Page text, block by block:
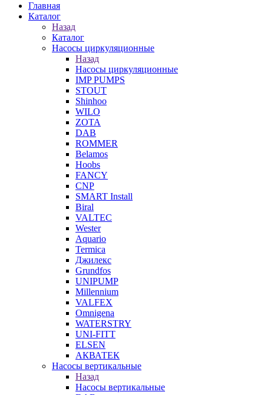
Главная
Каталог
Назад
Каталог
Насосы циркуляционные
Назад
Насосы циркуляционные
IMP PUMPS
STOUT
Shinhoo
WILO
ZOTA
DAB
ROMMER
Belamos
Hoobs
FANCY
CNP
SMART Install
Biral
VALTEC
Wester
Aquario
Termica
Джилекс
Grundfos
UNIPUMP
Millennium
VALFEX
Omnigena
WATERSTRY
UNI-FITT
ELSEN
АКВАТЕК
Насосы вертикальные
Назад
Насосы вертикальные